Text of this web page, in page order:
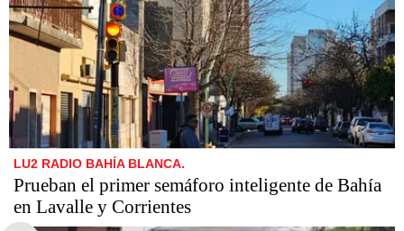
LU2 RADIO BAHÍA BLANCA.
Prueban el primer semáforo inteligente de Bahía
en Lavalle y Corrientes